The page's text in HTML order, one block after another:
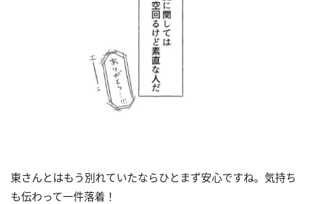
東さんとはもう別れていたならひとまず安心ですね。気持ち
も伝わって一件落着！